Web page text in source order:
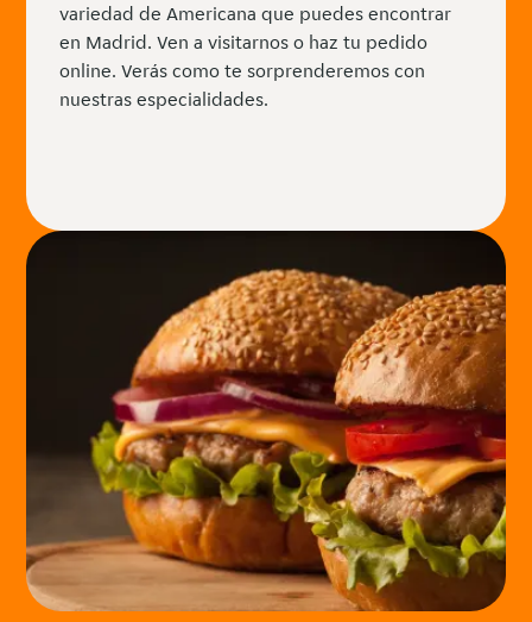
variedad de Americana que puedes encontrar
en Madrid. Ven a visitarnos o haz tu pedido
online. Verás como te sorprenderemos con
nuestras especialidades.